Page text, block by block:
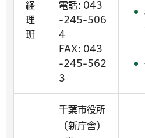
経
理
班
電話: 043
-245-506
4
FAX: 043
-245-562
3
千葉市役所
（新庁舎）